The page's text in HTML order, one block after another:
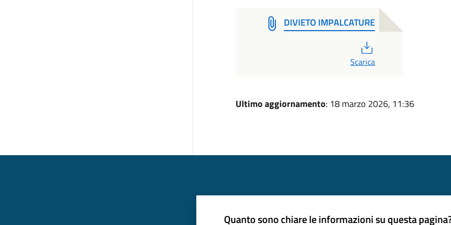
DIVIETO IMPALCATURE
Scarica
Ultimo aggiornamento: 18 marzo 2026, 11:36
Quanto sono chiare le informazioni su questa